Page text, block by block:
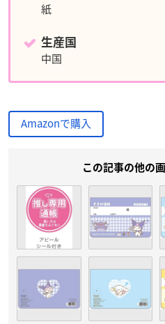
紙
生産国
中国
Amazonで購入
この記事の他の